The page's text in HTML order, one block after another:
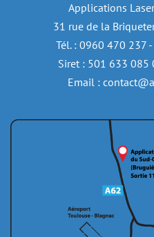
Applications
31 rue de la
Tél. : 0960 470 237
Siret : 501 633 085
Email :